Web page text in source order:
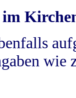
im
wie